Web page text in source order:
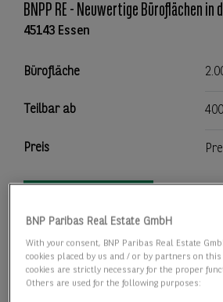
BNPP RE - Neuwertige Büroflächen
45143 Essen
Bürofläche
Teilbar ab
Preis
BNP Paribas Real Estate GmbH
With your consent, BNP Paribas Real Estate
cookies placed by us and / or by partners on this
cookies are strictly necessary for the proper
Others are used for the following purposes: